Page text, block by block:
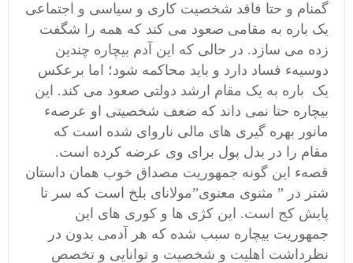
گمنام و حتا فاقد شخصیت کاری و سیاسی و اجتماعی
یک باره به مقامی صعود می کند که همه را شگفت
زده می سازد. در حالی که این آدم بیچاره چندین
دوسیهء فساد دارد و باید محاکمه شود؛ اما برعکس
یک باره به یک مقام ارشد دولتی صعود می کند. این
بیچاره حتا نمی داند که ضعف شخصیتی او عرصهء
مانور بهره گیری های مالی ناروای شده است که
مقام را در بدل پول برای وی عرضه کرده است.
قصهء این گونه جمهوریت مصداق خوب همان داستان
شتر در ” مثنوی معنوی”مولانای بلخ است که سر تا
پایش کج است. این کژی ها و کوری های این
جمهوریت بیچاره سبب شده که هر آدمی بدون در
نظرداشت اهلیت و شخصیت و توانایی و تخصص